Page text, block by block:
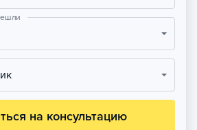
на консультацию